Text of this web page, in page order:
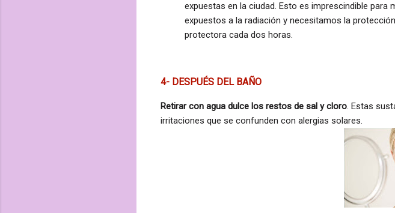
expuestas en la ciudad. Esto es imprescindible para
expuestos a la radiación y necesitamos la protección
protectora cada dos horas.
4- DESPUÉS DEL BAÑO
Retirar con agua dulce los restos de sal y cloro. Estas
irritaciones que se confunden con alergias solares.